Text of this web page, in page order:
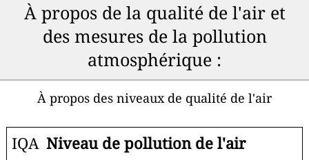
À propos de la qualité de l'air et
des mesures de la pollution
atmosphérique :
À propos des niveaux de qualité de l'air
IQA Niveau de pollution de l'air